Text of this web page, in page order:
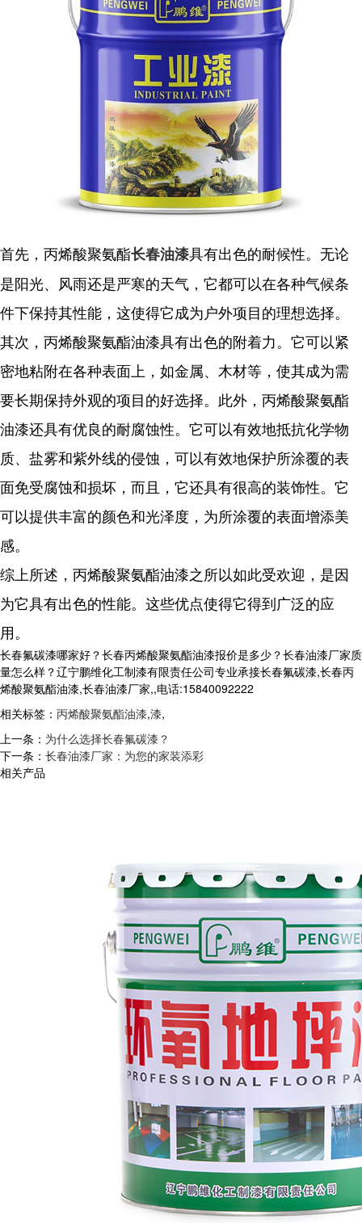
首先，丙烯酸聚氨酯长春油漆具有出色的耐候性。无论
是阳光、风雨还是严寒的天气，它都可以在各种气候条
件下保持其性能，这使得它成为户外项目的理想选择。
其次，丙烯酸聚氨酯油漆具有出色的附着力。它可以紧
密地粘附在各种表面上，如金属、木材等，使其成为需
要长期保持外观的项目的好选择。 此外，丙烯酸聚氨酯
油漆还具有优良的耐腐蚀性。它可以有效地抵抗化学物
质、盐雾和紫外线的侵蚀，可以有效地保护所涂覆的表
面免受腐蚀和损坏，而且，它还具有很高的装饰性。它
可以提供丰富的颜色和光泽度，为所涂覆的表面增添美
感。
综上所述，丙烯酸聚氨酯油漆之所以如此受欢迎，是因
为它具有出色的性能。这些优点使得它得到广泛的应
用。
长春氟碳漆哪家好？长春丙烯酸聚氨酯油漆报价是多少？长春油漆厂家质
量怎么样？辽宁鹏维化工制漆有限责任公司专业承接长春氟碳漆,长春丙
烯酸聚氨酯油漆,长春油漆厂家,,电话:15840092222
相关标签： 丙烯酸聚氨酯油漆,漆,
上一条： 为什么选择长春氟碳漆？
下一条： 长春油漆厂家：为您的家装添彩
相关产品